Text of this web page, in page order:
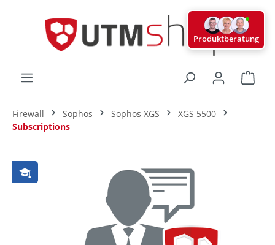
Firewall Sophos Sophos XGS
XGS 5500
Subscriptions
Bildergalerie überspringen
Produktberatung